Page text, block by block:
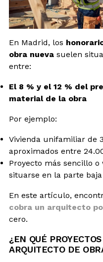
En Madrid, los
obra nueva suelen
entre:
El 8 % y el 12 % del
material de la obra
Por ejemplo:
Vivienda unifamiliar de
aproximados entre
Proyecto más sencillo
situarse en la parte
En este artículo,
cobra un arquitecto
cero.
¿EN QUÉ
ARQUITECTO DE